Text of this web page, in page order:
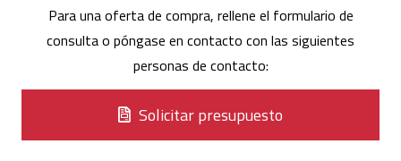
Para una oferta de compra, rellene el formulario de
consulta o póngase en contacto con las siguientes
personas de contacto:
Solicitar presupuesto